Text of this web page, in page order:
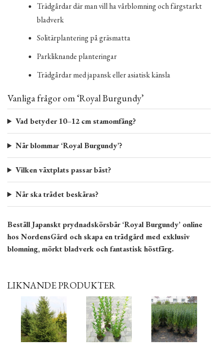
Trädgårdar där man vill ha vårblomning och färgstarkt
bladverk
Solitärplantering på gräsmatta
Parkliknande planteringar
Trädgårdar med japansk eller asiatisk känsla
Vanliga frågor om ‘Royal Burgundy’
Vad betyder 10–12 cm stamomfång?
När blommar ‘Royal Burgundy’?
Vilken växtplats passar bäst?
När ska trädet beskäras?
Beställ Japanskt prydnadskörsbär ‘Royal Burgundy’ online
hos NordensGård och skapa en trädgård med exklusiv
blomning, mörkt bladverk och fantastisk höstfärg.
LIKNANDE PRODUKTER